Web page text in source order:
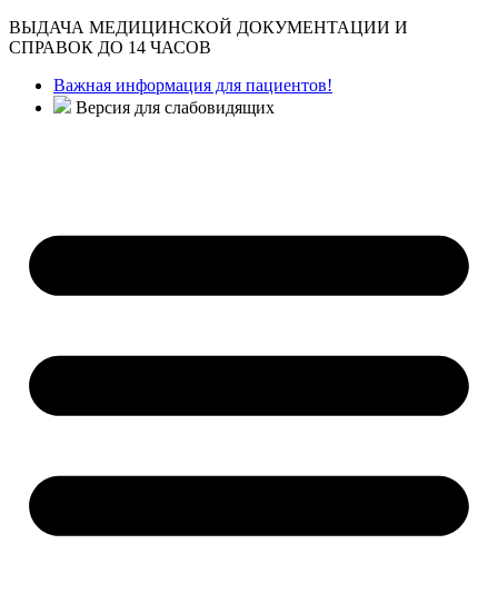
ВЫДАЧА МЕДИЦИНСКОЙ ДОКУМЕНТАЦИИ И
СПРАВОК ДО 14 ЧАСОВ
Важная информация для пациентов!
Версия для слабовидящих